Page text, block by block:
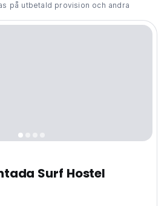
på utbetald provision och andra
Surf Hostel